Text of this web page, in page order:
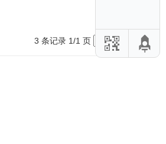
3 条记录 1/1 页